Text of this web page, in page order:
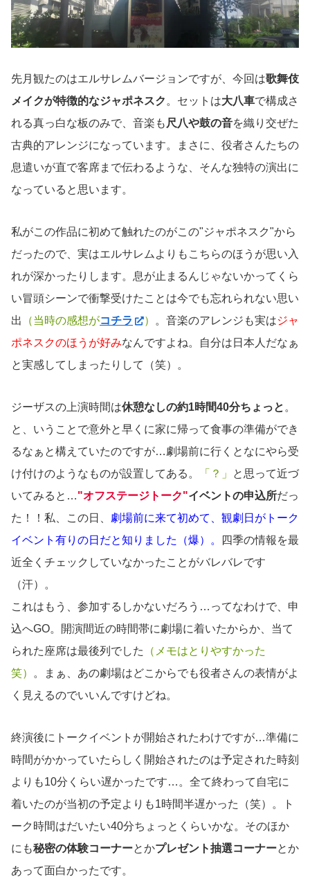
先月観たのはエルサレムバージョンですが、今回は歌舞伎
メイクが特徴的なジャポネスク 。セットは大八車で構成さ
れる真っ白な板のみで、音楽も 尺八や鼓の音を織り交ぜた
古典的アレンジになっています。まさに、役者さんたちの
息遣いが直で客席まで伝わるような、そんな独特の演出に
なっていると思います。
私がこの作品に初めて触れたのがこの"ジャポネスク"から
だったので、実はエルサレムよりもこちらのほうが思い入
れが深かったりします。息が止まるんじゃないかってくら
い冒頭シーンで衝撃受けたことは今でも忘れられない思い
出
（当時の感想がコチラ ） 。音楽のアレンジも実はジャ
ポネスクのほうが好みなんですよね。自分は日本人だなぁ
と実感してしまったりして（笑）。
ジーザスの上演時間は休憩なしの約1時間40分ちょっと 。
と、いうことで意外と早くに家に帰って食事の準備ができ
るなぁと構えていたのですが…劇場前に行くとなにやら受
け付けのようなものが設置してある。
「？」
と思って近づ
いてみると…"オフステージトーク"イベントの申込所だっ
た！！私、この日、 劇場前に来て初めて、観劇日がトーク
イベント有りの日だと知りました（爆）。
四季の情報を最
近全くチェックしていなかったことがバレバレです
（汗）。
これはもう、参加するしかないだろう…ってなわけで、申
込へGO。開演間近の時間帯に劇場に着いたからか、当て
られた座席は最後列でした
（メモはとりやすかった
笑）
。まぁ、あの劇場はどこからでも役者さんの表情がよ
く見えるのでいいんですけどね。
終演後にトークイベントが開始されたわけですが…準備に
時間がかかっていたらしく開始されたのは予定された時刻
よりも10分くらい遅かったです…。全て終わって自宅に
着いたのが当初の予定よりも1時間半遅かった（笑）。ト
ーク時間はだいたい40分ちょっとくらいかな。そのほか
にも秘密の体験コーナーとかプレゼント抽選コーナーとか
あって面白かったです。